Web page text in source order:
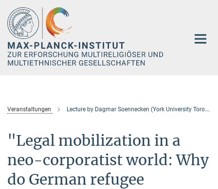
Hauptinhalt
Veranstaltungen Lecture by Dagmar Soennecken (York University Toronto & Universität Kiel)
"Legal mobilization in a
neo-corporatist world: Why
do German refugee